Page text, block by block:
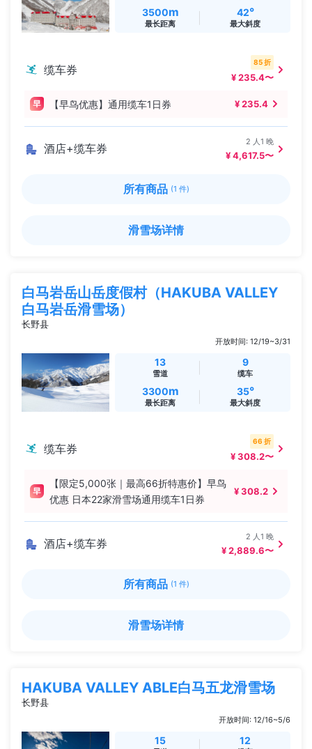
3500m
最长距离
42°
最大斜度
缆车券
85 折
¥ 235.4〜
【早鸟优惠】通用缆车1日券 ¥ 235.4
酒店+缆车券
2 人1 晚
¥ 4,617.5〜
所有商品 (1 件)
滑雪场详情
白马岩岳山岳度假村（HAKUBA VALLEY
白马岩岳滑雪场）
长野县
开放时间: 12/19~3/31
13
雪道
9
缆车
3300m
最长距离
35°
最大斜度
缆车券
66 折
¥ 308.2〜
【限定5,000张｜最高66折特惠价】早鸟
优惠 日本22家滑雪场通用缆车1日券
¥ 308.2
酒店+缆车券
2 人1 晚
¥ 2,889.6〜
所有商品 (1 件)
滑雪场详情
HAKUBA VALLEY ABLE白马五龙滑雪场
长野县
开放时间: 12/16~5/6
15 12